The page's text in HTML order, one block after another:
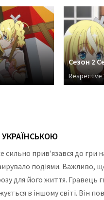
Сезон 2
Respective
УКРАЇНСЬКОЮ
прив'язався до гри
подіями. Важливо,
для його життя. Гравець
в іншому світі. Він